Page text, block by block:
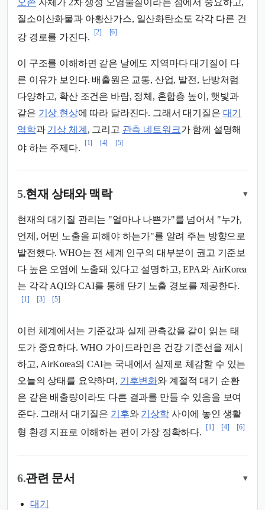
질소이산화물과 아황산가스, 일산화탄소도 각각 다른 건
강 경로를 가진다.
[2] [6]
이 구조를 이해하면 같은 날에도 지역마다 대기질이 다
른 이유가 보인다. 배출원은 교통, 산업, 발전, 난방처럼
다양하고, 확산 조건은 바람, 정체, 혼합층 높이, 햇빛과
같은 기상 현상에 따라 달라진다. 그래서 대기질은 대기
역학과 기상 체계 , 그리고 관측 네트워크가 함께 설명해
야 하는 주제다.
[1] [4] [5]
5.현재 상태와 맥락 ▾
현재의 대기질 관리는 "얼마나 나쁜가"를 넘어서 "누가,
언제, 어떤 노출을 피해야 하는가"를 알려 주는 방향으로
발전했다. WHO는 전 세계 인구의 대부분이 권고 기준보
다 높은 오염에 노출돼 있다고 설명하고, EPA와 AirKorea
는 각각 AQI와 CAI를 통해 단기 노출 경보를 제공한다.
[1] [3] [5]
이런 체계에서는 기준값과 실제 관측값을 같이 읽는 태
도가 중요하다. WHO 가이드라인은 건강 기준선을 제시
하고, AirKorea의 CAI는 국내에서 실제로 체감할 수 있는
오늘의 상태를 요약하며, 기후변화와 계절적 대기 순환
은 같은 배출량이라도 다른 결과를 만들 수 있음을 보여
준다. 그래서 대기질은 기후와 기상학사이에 놓인 생활
형 환경 지표로 이해하는 편이 가장 정확하다.
[1] [4] [6]
6.관련 문서 ▾
대기